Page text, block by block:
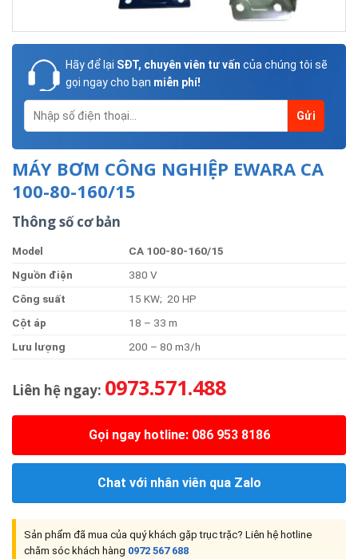
Hãy để lại SĐT, chuyên viên tư vấn của chúng tôi sẽ
gọi ngay cho bạn miễn phí!
MÁY BƠM CÔNG NGHIỆP EWARA CA
100-80-160/15
Thông số cơ bản
Model
CA 100-80-160/15
Nguồn điện
380 V
Công suất
15 KW; 20 HP
Cột áp
18 – 33 m
Lưu lượng 200 – 80 m3/h
Liên hệ ngay: 0973.571.488
Gọi ngay hotline: 086 953 8186
Chat với nhân viên qua Zalo
Sản phẩm đã mua của quý khách gặp trục trặc? Liên hệ hotline
chăm sóc khách hàng 0972 567 688